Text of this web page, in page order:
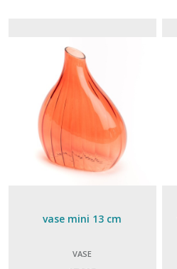
vase mini 13 cm
VASE